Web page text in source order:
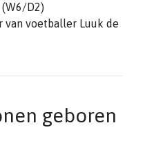
D2)
van voetballer Luuk de
geboren